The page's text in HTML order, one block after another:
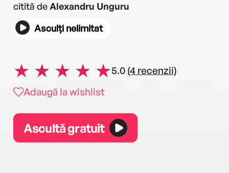
citită deAlexandru Unguru
Asculți nelimitat
5.0 (4 recenzii)
Adaugă la wishlist
Ascultă gratuit